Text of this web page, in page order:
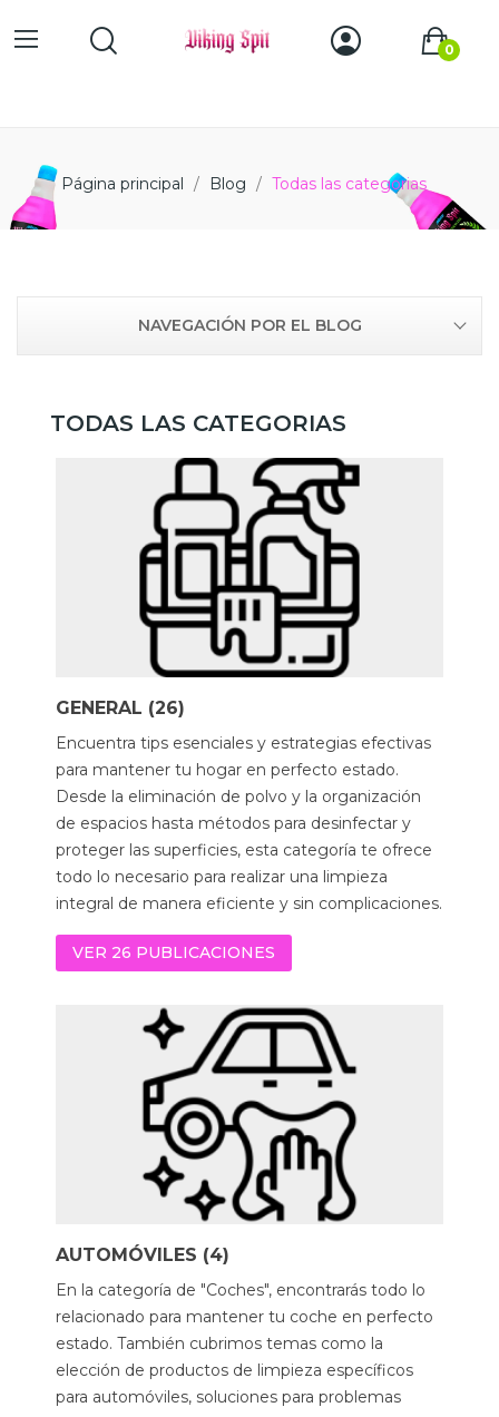
0
Página principal Blog Todas las categorias
NAVEGACIÓN POR EL BLOG
TODAS LAS CATEGORIAS
GENERAL (26)
Encuentra tips esenciales y estrategias efectivas
para mantener tu hogar en perfecto estado.
Desde la eliminación de polvo y la organización
de espacios hasta métodos para desinfectar y
proteger las superficies, esta categoría te ofrece
todo lo necesario para realizar una limpieza
integral de manera eficiente y sin complicaciones.
VER 26 PUBLICACIONES
AUTOMÓVILES (4)
En la categoría de "Coches", encontrarás todo lo
relacionado para mantener tu coche en perfecto
estado. También cubrimos temas como la
elección de productos de limpieza específicos
para automóviles, soluciones para problemas